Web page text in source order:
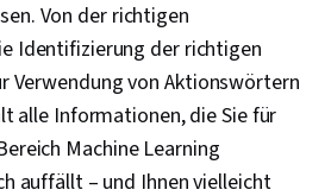
Von der richtigen
Identifizierung der richtigen
Verwendung von Aktionswörtern
alle Informationen, die Sie für
Machine Learning
auffällt – und Ihnen vielleicht